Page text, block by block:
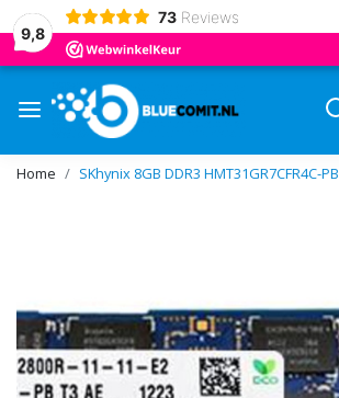
9,8
73 Reviews
Home SKhynix 8GB DDR3 HMT31GR7CFR4C-PB